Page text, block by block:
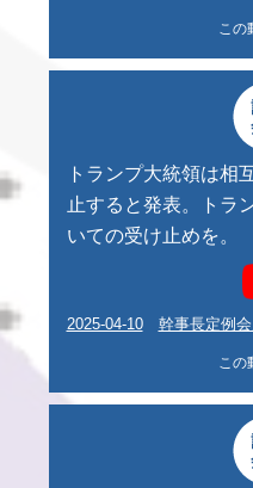
こ
トランプ大統領は相
止すると発表。トラ
いての受け止めを。
2025-04-10 幹事長定例
こ